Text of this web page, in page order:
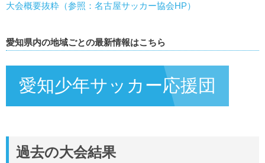
大会概要抜粋（参照：名古屋サッカー協会HP）
愛知県内の地域ごとの最新情報はこちら
愛知少年サッカー応援団
過去の大会結果